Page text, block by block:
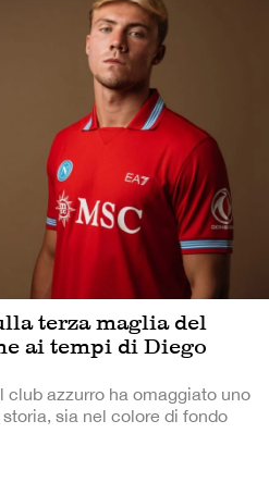
terza maglia del
ai tempi di Diego
club azzurro ha omaggiato uno
sia nel colore di fondo